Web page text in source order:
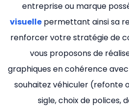
entreprise ou marque
visuellepermettant ainsi sa
renforcer votre stratégie de
vous proposons de
graphiques en cohérence
souhaitez véhiculer (refonte
sigle, choix de polices,